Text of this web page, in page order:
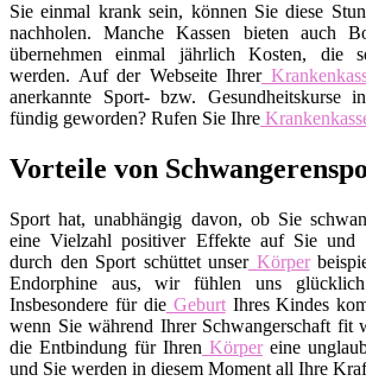
Sie einmal krank sein, können Sie diese
nachholen. Manche Kassen bieten auch
übernehmen einmal jährlich Kosten, die
werden. Auf der Webseite Ihrer
anerkannte Sport- bzw. Gesundheitskurse
fündig geworden? Rufen Sie Ihre
Vorteile von
Sport hat, unabhängig davon, ob Sie
eine Vielzahl positiver Effekte auf Sie und
durch den Sport schüttet unserKörper
Endorphine aus, wir fühlen uns glücklich
Insbesondere für dieGeburtIhres Kindes
wenn Sie während Ihrer Schwangerschaft fit
die Entbindung für Ihren Körpereine
und Sie werden in diesem Moment all Ihre